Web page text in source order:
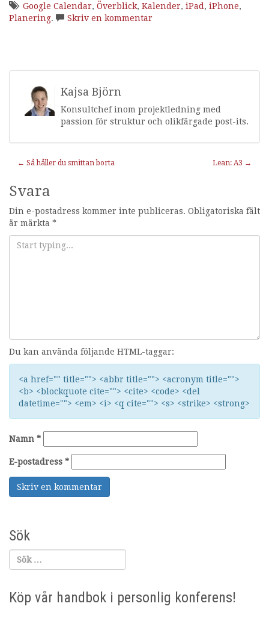
Google Calendar, Överblick, Kalender, iPad , iPhone,
Planering. Skriv en kommentar
Kajsa Björn
Konsultchef inom projektledning med
passion för struktur och olikfärgade post-its.
Inläggnavigering
← Så håller du smittan borta Lean: A3 →
Svara
Din e-postadress kommer inte publiceras. Obligatoriska fält
är märkta *
Du kan använda följande HTML-taggar:
<a href="" title=""> <abbr title=""> <acronym title="">
<b> <blockquote cite=""> <cite> <code> <del
datetime=""> <em> <i> <q cite=""> <s> <strike> <strong>
Namn *
E-postadress *
Sök
Köp vår handbok i personlig konferens!